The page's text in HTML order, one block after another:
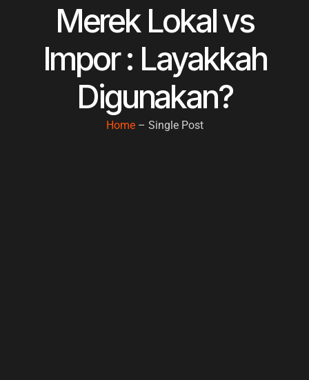
Merek Lokal vs
Impor : Layakkah
Digunakan?
Home– Single Post